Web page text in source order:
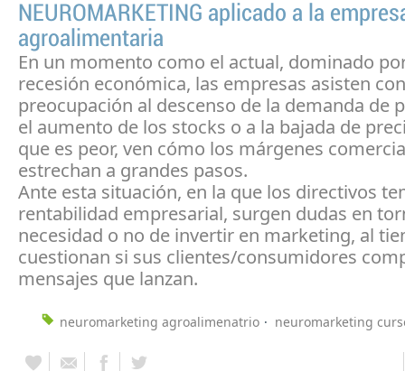
NEUROMARKETING aplicado a la
agroalimentaria
En un momento como el actual, dominado
recesión económica, las empresas asisten con
preocupación al descenso de la demanda de
el aumento de los stocks o a la bajada de
que es peor, ven cómo los márgenes
estrechan a grandes pasos.
Ante esta situación, en la que los directivos
rentabilidad empresarial, surgen dudas en
necesidad o no de invertir en marketing, al
cuestionan si sus clientes/consumidores
mensajes que lanzan.
neuromarketing agroalimenatrio neuromarketing